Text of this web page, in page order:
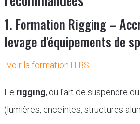
1. Formation Rigging –
levage d’équipements de
Voir la formation ITBS
Le rigging, ou l’art de suspendre
(lumières, enceintes, structures